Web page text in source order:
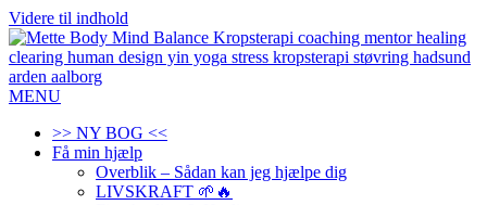
Videre til indhold
MENU
>> NY BOG <<
Få min hjælp
Overblik – Sådan kan jeg hjælpe dig
LIVSKRAFT 🌱🔥